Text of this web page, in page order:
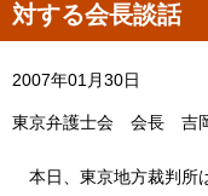
対する会長談話
2007年01月30日
東京弁護士会 会長 吉
本日、東京地方裁判所